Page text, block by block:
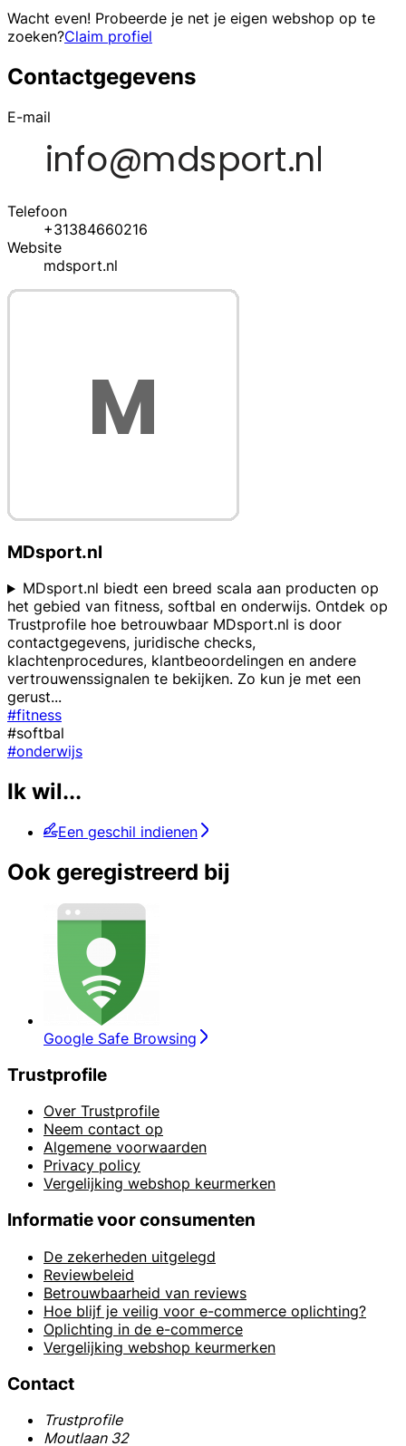
Wacht even! Probeerde je net je eigen webshop op te
zoeken?Claim profiel
Contactgegevens
E-mail
Telefoon
+31384660216
Website
mdsport.nl
MDsport.nl
MDsport.nl biedt een breed scala aan producten op
het gebied van fitness, softbal en onderwijs. Ontdek op
Trustprofile hoe betrouwbaar MDsport.nl is door
contactgegevens, juridische checks,
klachtenprocedures, klantbeoordelingen en andere
vertrouwenssignalen te bekijken. Zo kun je met een
gerust...
#fitness
#softbal
#onderwijs
Ik wil...
Een geschil indienen
Ook geregistreerd bij
Google Safe Browsing
Trustprofile
Over Trustprofile
Neem contact op
Algemene voorwaarden
Privacy policy
Vergelijking webshop keurmerken
Informatie voor consumenten
De zekerheden uitgelegd
Reviewbeleid
Betrouwbaarheid van reviews
Hoe blijf je veilig voor e-commerce oplichting?
Oplichting in de e-commerce
Vergelijking webshop keurmerken
Contact
Trustprofile
Moutlaan 32